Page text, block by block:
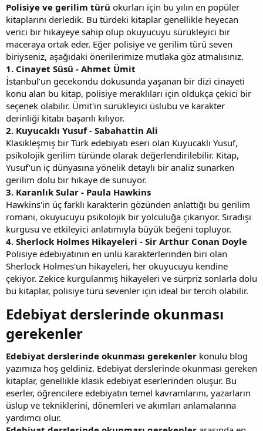
Polisiye ve gerilim türü okurları için bu yılın en popüler
kitaplarını derledik. Bu türdeki kitaplar genellikle heyecan
verici bir hikayeye sahip olup okuyucuyu sürükleyici bir
maceraya ortak eder. Eğer polisiye ve gerilim türü seven
biriyseniz, aşağıdaki önerilerimize mutlaka göz atmalısınız.
1. Cinayet Süsü - Ahmet Ümit
İstanbul’un gecekondu dokusunda yaşanan bir dizi cinayeti
konu alan bu kitap, polisiye meraklıları için oldukça çekici bir
seçenek olabilir. Ümit'in sürükleyici üslubu ve karakter
derinliği kitabı başarılı kılıyor.
2. Kuyucaklı Yusuf - Sabahattin Ali
Klasikleşmiş bir Türk edebiyatı eseri olan Kuyucaklı Yusuf,
psikolojik gerilim türünde olarak değerlendirilebilir. Kitap,
Yusuf'un iç dünyasına yönelik detaylı bir analiz sunarken
gerilim dolu bir hikaye de sunuyor.
3. Karanlık Sular - Paula Hawkins
Hawkins'in üç farklı karakterin gözünden anlattığı bu gerilim
romanı, okuyucuyu psikolojik bir yolculuğa çıkarıyor. Sıradışı
kurgusu ve etkileyici anlatımıyla büyük beğeni topluyor.
4. Sherlock Holmes Hikayeleri - Sir Arthur Conan Doyle
Polisiye edebiyatının en ünlü karakterlerinden biri olan
Sherlock Holmes'un hikayeleri, her okuyucuyu kendine
çekiyor. Zekice kurgulanmış hikayeleri ve sürpriz sonlarla dolu
bu kitaplar, polisiye türü sevenler için ideal bir tercih olabilir.
Edebiyat derslerinde okunması
gerekenler​
Edebiyat derslerinde okunması gerekenler konulu blog
yazımıza hoş geldiniz. Edebiyat derslerinde okunması gereken
kitaplar, genellikle klasik edebiyat eserlerinden oluşur. Bu
eserler, öğrencilere edebiyatın temel kavramlarını, yazarların
üslup ve tekniklerini, dönemleri ve akımları anlamalarına
yardımcı olur.